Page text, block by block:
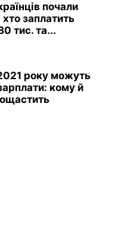
почали
хто заплатить
тис. та...
року можуть
кому й